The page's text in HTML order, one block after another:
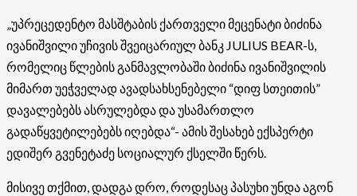
„უპრეცედენტო მასშტაბის ქართველი მეცენატი ბიძინა
ივანიშვილი უჩივის შვეიცარიულ ბანკ JULIUS BEAR-ს,
რომელიც წლების განმავლობაში ბიძინა ივანიშვილის
მიმართ უეჭველად ავადსახსენებელი “დიფ სთეითის”
დავალებებს ასრულებდა და უსამართლო
გადაწყვეტილებებს იღებდა“- ამის შესახებ ექსპერტი
ედიშერ გვენეტაძე სოციალურ ქსელში წერს.
მისივე თქმით, დადგა დრო, როდესაც პასუხი უნდა აგონ